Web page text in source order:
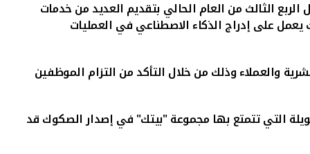
الثالث من العام الحالي بتقديم العديد من خدمات
يعمل على إدراج الذكاء الاصطناعي في العمليات
انه من المهم أيضاً التركيز على الموارد البشرية والعملاء وذلك من خلال التأكد من التزام الموظفين
التي تتمتع بها مجموعة "بيتك" في إصدار الصكوك قد